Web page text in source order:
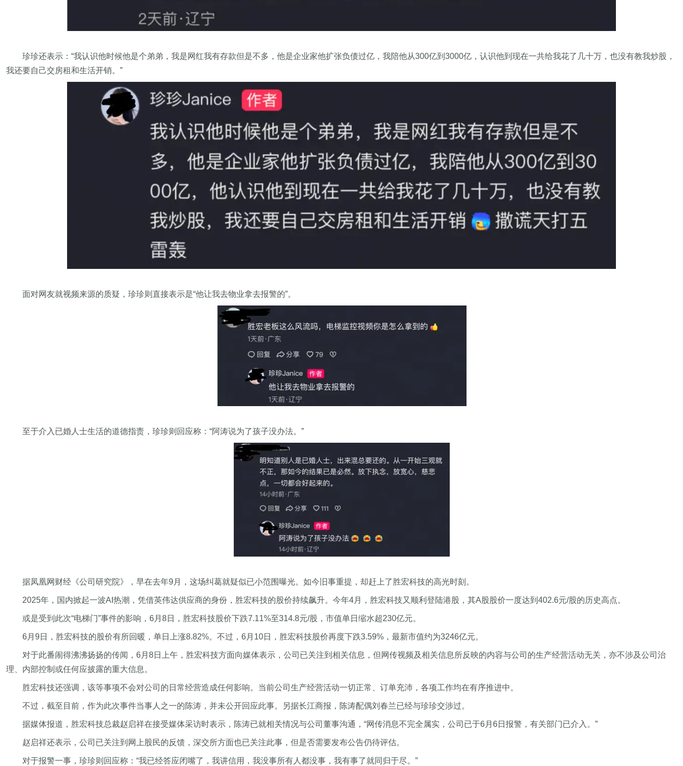
珍珍还表示：“我认识他时候他是个弟弟，我是网红我有存款但是不多，他是企业家他扩张负债过亿，我陪他从300亿到3000亿，认识他到现在一共给我花了几十万，也没有教我炒股，
我还要自己交房租和生活开销。”
面对网友就视频来源的质疑，珍珍则直接表示是“他让我去物业拿去报警的”。
至于介入已婚人士生活的道德指责，珍珍则回应称：“阿涛说为了孩子没办法。”
据凤凰网财经《公司研究院》，早在去年9月，这场纠葛就疑似已小范围曝光。如今旧事重提，却赶上了胜宏科技的高光时刻。
2025年，国内掀起一波AI热潮，凭借英伟达供应商的身份，胜宏科技的股价持续飙升。今年4月，胜宏科技又顺利登陆港股，其A股股价一度达到402.6元/股的历史高点。
或是受到此次“电梯门”事件的影响，6月8日，胜宏科技股价下跌7.11%至314.8元/股，市值单日缩水超230亿元。
6月9日，胜宏科技的股价有所回暖，单日上涨8.82%。不过，6月10日，胜宏科技股价再度下跌3.59%，最新市值约为3246亿元。
对于此番闹得沸沸扬扬的传闻，6月8日上午，胜宏科技方面向媒体表示，公司已关注到相关信息，但网传视频及相关信息所反映的内容与公司的生产经营活动无关，亦不涉及公司治
理、内部控制或任何应披露的重大信息。
胜宏科技还强调，该等事项不会对公司的日常经营造成任何影响。当前公司生产经营活动一切正常、订单充沛，各项工作均在有序推进中。
不过，截至目前，作为此次事件当事人之一的陈涛，并未公开回应此事。另据长江商报，陈涛配偶刘春兰已经与珍珍交涉过。
据媒体报道，胜宏科技总裁赵启祥在接受媒体采访时表示，陈涛已就相关情况与公司董事沟通，“网传消息不完全属实，公司已于6月6日报警，有关部门已介入。”
赵启祥还表示，公司已关注到网上股民的反馈，深交所方面也已关注此事，但是否需要发布公告仍待评估。
对于报警一事，珍珍则回应称：“我已经答应闭嘴了，我讲信用，我没事所有人都没事，我有事了就同归于尽。”